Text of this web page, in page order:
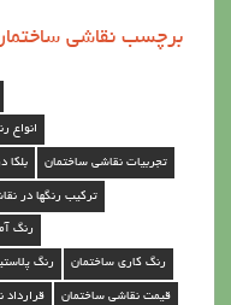
ق
ی
برچسب نقاشی
انواع
بلکا تجربیات نقاشی ساختمان
ترکیب رنگها در
رنگ
رنگ رنگ کاری ساختمان
قرارداد قیمت نقاشی ساختمان